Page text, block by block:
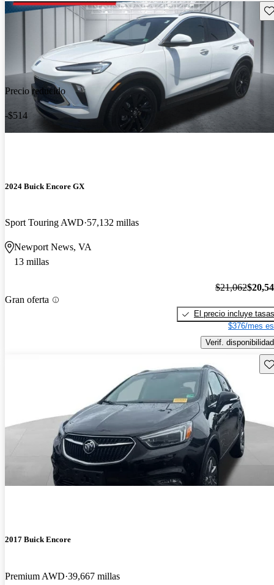
Precio reducido
-$514
2024 Buick Encore GX
Sport Touring AWD 57,132 millas
Newport News, VA
13 millas
Gran oferta
$21,062
El precio incluye tasas
$376/mes
Verif. disponibilidad
2017 Buick Encore
Premium AWD 39,667 millas